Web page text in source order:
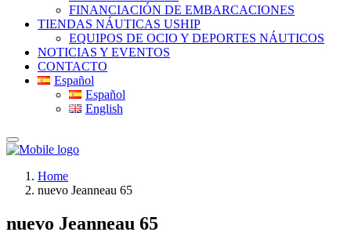
FINANCIACIÓN DE EMBARCACIONES
TIENDAS NÁUTICAS USHIP
EQUIPOS DE OCIO Y DEPORTES NÁUTICOS
NOTICIAS Y EVENTOS
CONTACTO
Español
Español
English
Home
nuevo Jeanneau 65
nuevo Jeanneau 65